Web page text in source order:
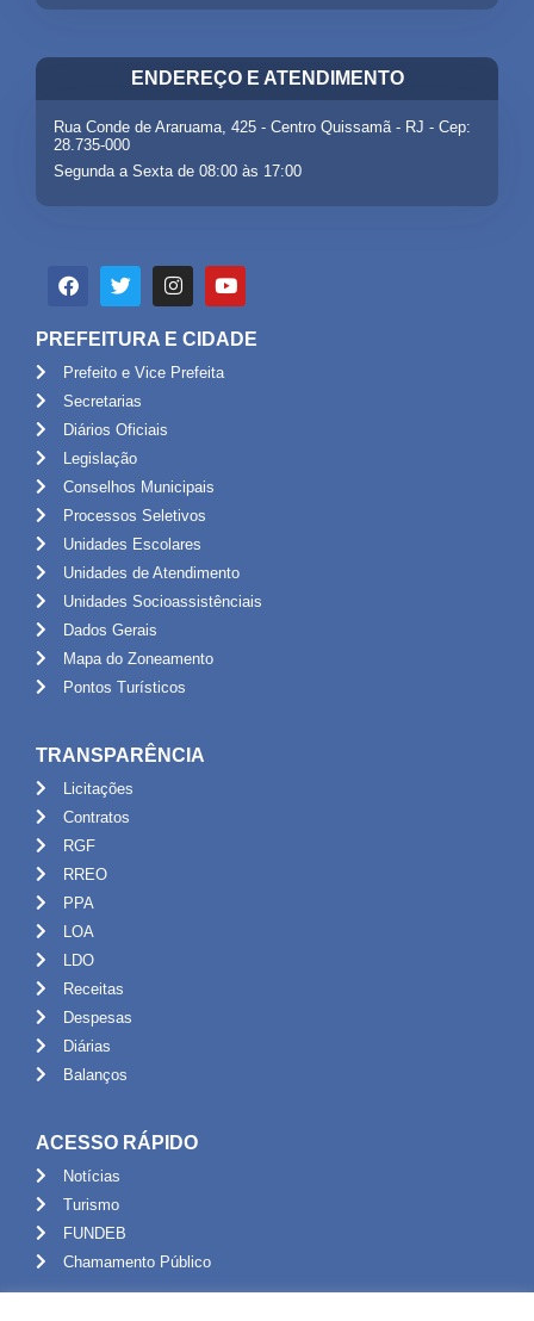
ENDEREÇO E ATENDIMENTO
Rua Conde de Araruama, 425 - Centro Quissamã - RJ - Cep:
28.735-000
Segunda a Sexta de 08:00 às 17:00
PREFEITURA E CIDADE
Prefeito e Vice Prefeita
Secretarias
Diários Oficiais
Legislação
Conselhos Municipais
Processos Seletivos
Unidades Escolares
Unidades de Atendimento
Unidades Socioassistênciais
Dados Gerais
Mapa do Zoneamento
Pontos Turísticos
TRANSPARÊNCIA
Licitações
Contratos
RGF
RREO
PPA
LOA
LDO
Receitas
Despesas
Diárias
Balanços
ACESSO RÁPIDO
Notícias
Turismo
FUNDEB
Chamamento Público